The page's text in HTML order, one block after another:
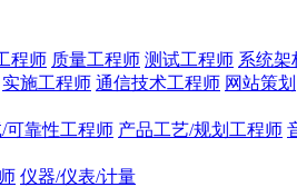
程师 质量工程师 测试工程师 系统架
实施工程师 通信技术工程师 网站策划
可靠性工程师 产品工艺/规划工程师
仪器/仪表/计量